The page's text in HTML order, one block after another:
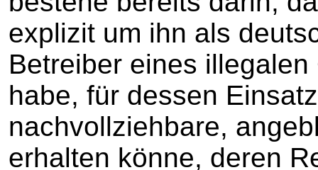
explizit um ihn als
Betreiber eines
habe, für dessen
nachvollziehbare,
erhalten könne, deren